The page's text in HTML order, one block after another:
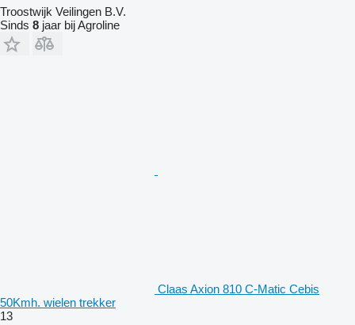
Troostwijk Veilingen B.V.
Sinds 8 jaar bij Agroline
Claas Axion 810 C-Matic Cebis
50Kmh. wielen trekker
13